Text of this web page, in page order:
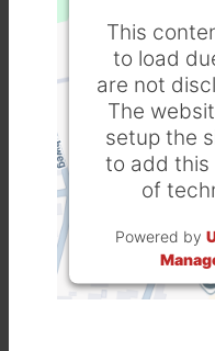
This
to load
are not
The
setup the
to add
of
Powered by